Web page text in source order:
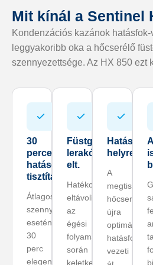
Mit kínál a Sentinel
Kondenzációs kazánok
leggyakoribb oka a hőcserélő
szennyezettsége. Az HX 850 ezt
30
perces
hatásos
tisztítás
Átlagos
szennyezettség
esetén
30
perc
elegendő
Füstgázoldali
lerakódás
elt.
Hatékonyan
eltávolítja
az
égési
folyamat
során
keletkező
Hatásfok
A
megtisztult
hőcserélő
újra
optimális
hatásfokkal
vezeti